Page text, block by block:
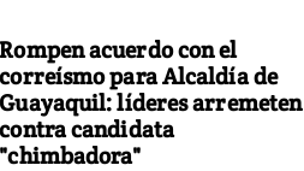
Rompen acuerdo con el
correísmo para Alcaldía de
Guayaquil: líderes arremeten
contra candidata
"chimbadora"